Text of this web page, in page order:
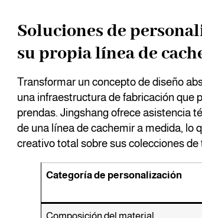
Soluciones de
su propia línea de
Transformar un concepto de diseño
una infraestructura de fabricación que
prendas. Jingshang ofrece asistencia
de una línea de cachemir a medida, lo
creativo total sobre sus colecciones de
Categoría de personalización
Composición del material